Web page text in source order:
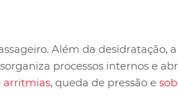
Além da desidratação,
processos internos e
arritmias, queda de pressão e